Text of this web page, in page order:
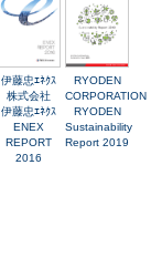
伊藤忠ｴﾈｸｽ
株式会社
伊藤忠ｴﾈｸｽ
ENEX
REPORT
2016
RYODEN
CORPORATION
RYODEN
Sustainability
Report 2019